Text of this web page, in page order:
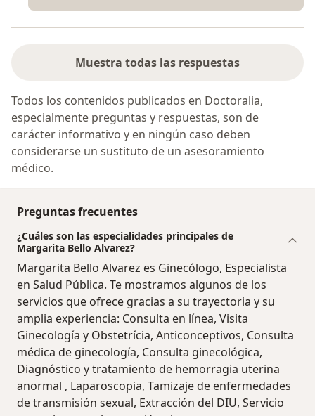
Muestra todas las respuestas
Todos los contenidos publicados en Doctoralia,
especialmente preguntas y respuestas, son de
carácter informativo y en ningún caso deben
considerarse un sustituto de un asesoramiento
médico.
Preguntas frecuentes
¿Cuáles son las especialidades principales de
Margarita Bello Alvarez?
Margarita Bello Alvarez es Ginecólogo, Especialista
en Salud Pública. Te mostramos algunos de los
servicios que ofrece gracias a su trayectoria y su
amplia experiencia: Consulta en línea, Visita
Ginecología y Obstetrícia, Anticonceptivos, Consulta
médica de ginecología, Consulta ginecológica,
Diagnóstico y tratamiento de hemorragia uterina
anormal , Laparoscopia, Tamizaje de enfermedades
de transmisión sexual, Extracción del DIU, Servicio